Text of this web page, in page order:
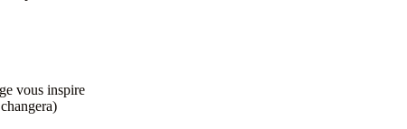
vous inspire